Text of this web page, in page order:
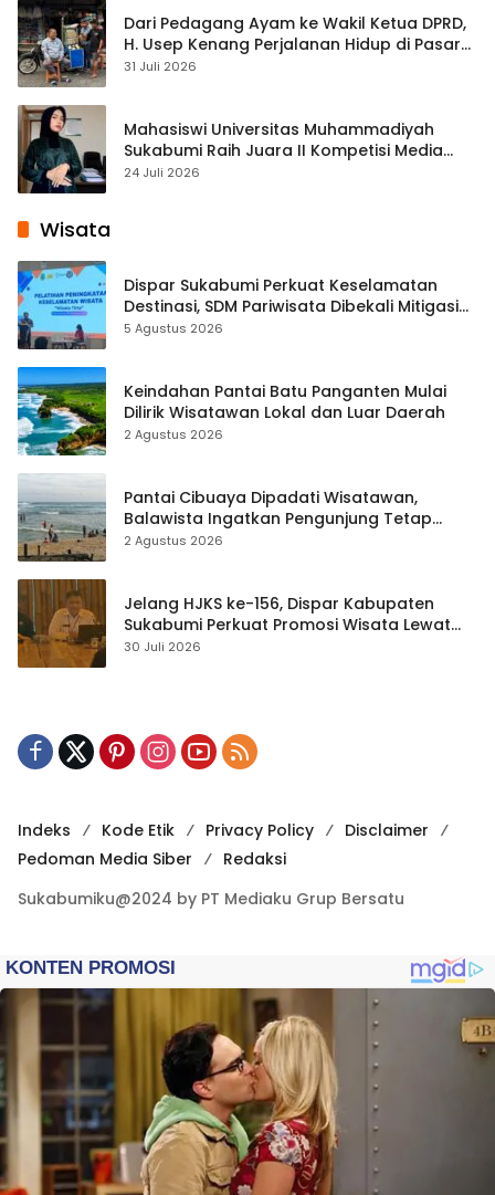
Dari Pedagang Ayam ke Wakil Ketua DPRD,
H. Usep Kenang Perjalanan Hidup di Pasar
Cisaat
31 Juli 2026
Mahasiswi Universitas Muhammadiyah
Sukabumi Raih Juara II Kompetisi Media
Pembelajaran Digital Tingkat Internasional
24 Juli 2026
Wisata
Dispar Sukabumi Perkuat Keselamatan
Destinasi, SDM Pariwisata Dibekali Mitigasi
hingga Teknik Evakuasi
5 Agustus 2026
Keindahan Pantai Batu Panganten Mulai
Dilirik Wisatawan Lokal dan Luar Daerah
2 Agustus 2026
Pantai Cibuaya Dipadati Wisatawan,
Balawista Ingatkan Pengunjung Tetap
Waspada
2 Agustus 2026
Jelang HJKS ke-156, Dispar Kabupaten
Sukabumi Perkuat Promosi Wisata Lewat
Publikasi Digital
30 Juli 2026
Indeks Kode Etik Privacy Policy
Disclaimer
Pedoman Media Siber
Redaksi
Sukabumiku@2024 by PT Mediaku Grup Bersatu